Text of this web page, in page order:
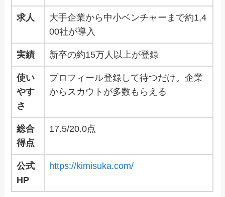
求人
大手企業から中小ベンチャーまで約1,4
00社が導入
実績 新卒の約15万人以上が登録
使い
やす
さ
プロフィール登録して待つだけ。企業
からスカウトが多数もらえる
総合
得点
17.5/20.0点
公式
HP
https://kimisuka.com/